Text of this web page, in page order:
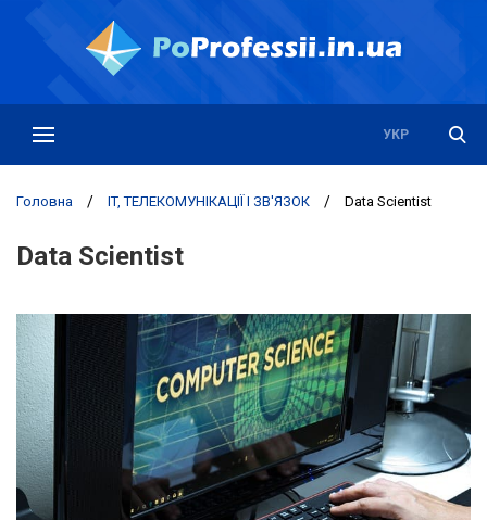
РУС
УКР
Головна / IT, ТЕЛЕКОМУНІКАЦІЇ І ЗВ'ЯЗОК / Data Scientist
Data Scientist